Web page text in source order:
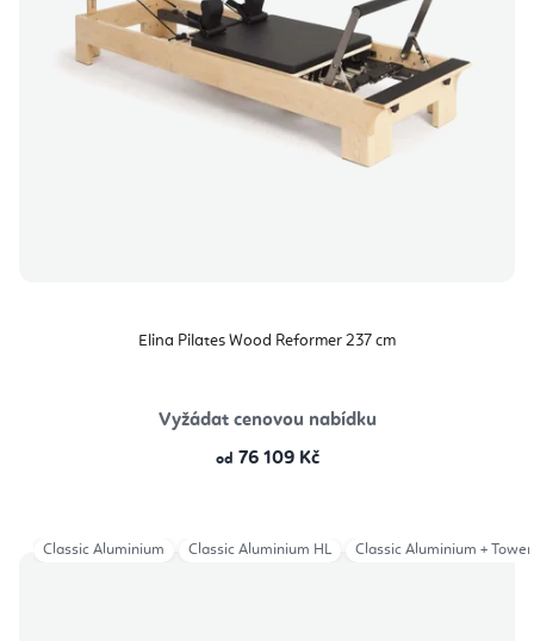
Elina Pilates Wood Reformer 237 cm
Vyžádat cenovou nabídku
od 76 109 Kč
Classic Aluminium Classic Aluminium HL Classic Aluminium + Tower